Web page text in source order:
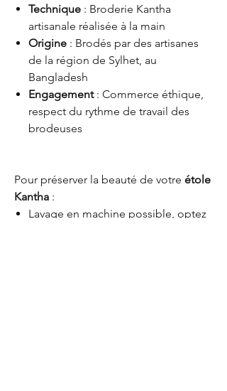
Technique : Broderie Kantha
artisanale réalisée à la main
Origine : Brodés par des artisanes
de la région de Sylhet, au
Bangladesh
Engagement: Commerce éthique,
respect du rythme de travail des
brodeuses
Pour préserver la beauté de votre étole
Kantha :
Lavage en machine possible, optez